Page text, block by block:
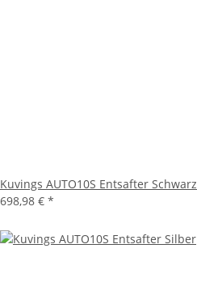
Kuvings AUTO10S Entsafter Schwarz
698,98 € *